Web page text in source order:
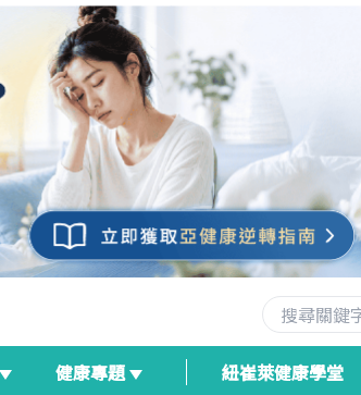
健康專題 紐崔萊健康學堂